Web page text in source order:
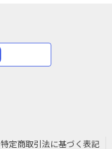
特定商取引法に基づく表記